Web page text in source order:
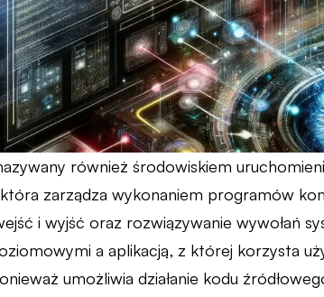
również środowiskiem
zarządza wykonaniem programów
i wyjść oraz rozwiązywanie wywołań
a aplikacją, z której korzysta
umożliwia działanie kodu